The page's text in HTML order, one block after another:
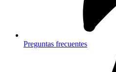
Preguntas frecuentes